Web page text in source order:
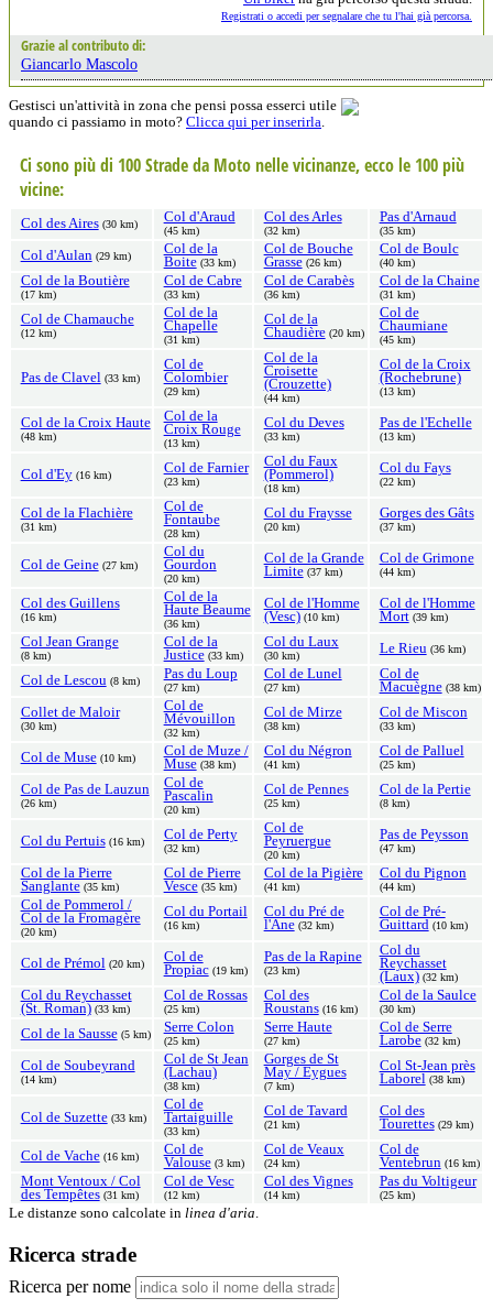
Registrati o accedi per segnalare che tu l'hai già percorsa.
Grazie al contributo di:
Giancarlo Mascolo
Gestisci un'attività in zona che pensi possa esserci utile
quando ci passiamo in moto? Clicca qui per inserirla.
Ci sono più di 100 Strade da Moto nelle vicinanze, ecco le 100 più
vicine:
Col des Aires (30 km) Col d'Araud
(45 km)
Col des Arles
(32 km)
Pas d'Arnaud
(35 km)
Col d'Aulan (29 km)
Col de la
Boite (33 km)
Col de Bouche
Grasse (26 km)
Col de Boulc
(40 km)
Col de la Boutière
(17 km)
Col de Cabre
(33 km)
Col de Carabès
(36 km)
Col de la Chaine
(31 km)
Col de Chamauche
(12 km)
Col de la
Chapelle
(31 km)
Col de la
Chaudière (20 km)
Col de
Chaumiane
(45 km)
Pas de Clavel (33 km)
Col de
Colombier
(29 km)
Col de la
Croisette
(Crouzette)
(44 km)
Col de la Croix
(Rochebrune)
(13 km)
Col de la Croix Haute
(48 km)
Col de la
Croix Rouge
(13 km)
Col du Deves
(33 km)
Pas de l'Echelle
(13 km)
Col d'Ey (16 km) Col de Farnier
(23 km)
Col du Faux
(Pommerol)
(18 km)
Col du Fays
(22 km)
Col de la Flachière
(31 km)
Col de
Fontaube
(28 km)
Col du Fraysse
(20 km)
Gorges des Gâts
(37 km)
Col de Geine (27 km)
Col du
Gourdon
(20 km)
Col de la Grande
Limite (37 km)
Col de Grimone
(44 km)
Col des Guillens
(16 km)
Col de la
Haute Beaume
(36 km)
Col de l'Homme
(Vesc) (10 km)
Col de l'Homme
Mort (39 km)
Col Jean Grange
(8 km)
Col de la
Justice (33 km)
Col du Laux
(30 km) Le Rieu (36 km)
Col de Lescou (8 km) Pas du Loup
(27 km)
Col de Lunel
(27 km)
Col de
Macuègne (38 km)
Collet de Maloir
(30 km)
Col de
Mévouillon
(32 km)
Col de Mirze
(38 km)
Col de Miscon
(33 km)
Col de Muse (10 km)
Col de Muze /
Muse (38 km)
Col du Négron
(41 km)
Col de Palluel
(25 km)
Col de Pas de Lauzun
(26 km)
Col de
Pascalin
(20 km)
Col de Pennes
(25 km)
Col de la Pertie
(8 km)
Col du Pertuis (16 km) Col de Perty
(32 km)
Col de
Peyruergue
(20 km)
Pas de Peysson
(47 km)
Col de la Pierre
Sanglante (35 km)
Col de Pierre
Vesce (35 km)
Col de la Pigière
(41 km)
Col du Pignon
(44 km)
Col de Pommerol /
Col de la Fromagère
(20 km)
Col du Portail
(16 km)
Col du Pré de
l'Ane (32 km)
Col de Pré-
Guittard (10 km)
Col de Prémol (20 km)
Col de
Propiac (19 km)
Pas de la Rapine
(23 km)
Col du
Reychasset
(Laux) (32 km)
Col du Reychasset
(St. Roman) (33 km)
Col de Rossas
(25 km)
Col des
Roustans (16 km)
Col de la Saulce
(30 km)
Col de la Sausse (5 km) Serre Colon
(25 km)
Serre Haute
(27 km)
Col de Serre
Larobe (32 km)
Col de Soubeyrand
(14 km)
Col de St Jean
(Lachau)
(38 km)
Gorges de St
May / Eygues
(7 km)
Col St-Jean près
Laborel (38 km)
Col de Suzette (33 km)
Col de
Tartaiguille
(33 km)
Col de Tavard
(21 km)
Col des
Tourettes (29 km)
Col de Vache (16 km)
Col de
Valouse (3 km)
Col de Veaux
(24 km)
Col de
Ventebrun (16 km)
Mont Ventoux / Col
des Tempêtes (31 km)
Col de Vesc
(12 km)
Col des Vignes
(14 km)
Pas du Voltigeur
(25 km)
Le distanze sono calcolate in linea d'aria.
Ricerca strade
Ricerca per nome